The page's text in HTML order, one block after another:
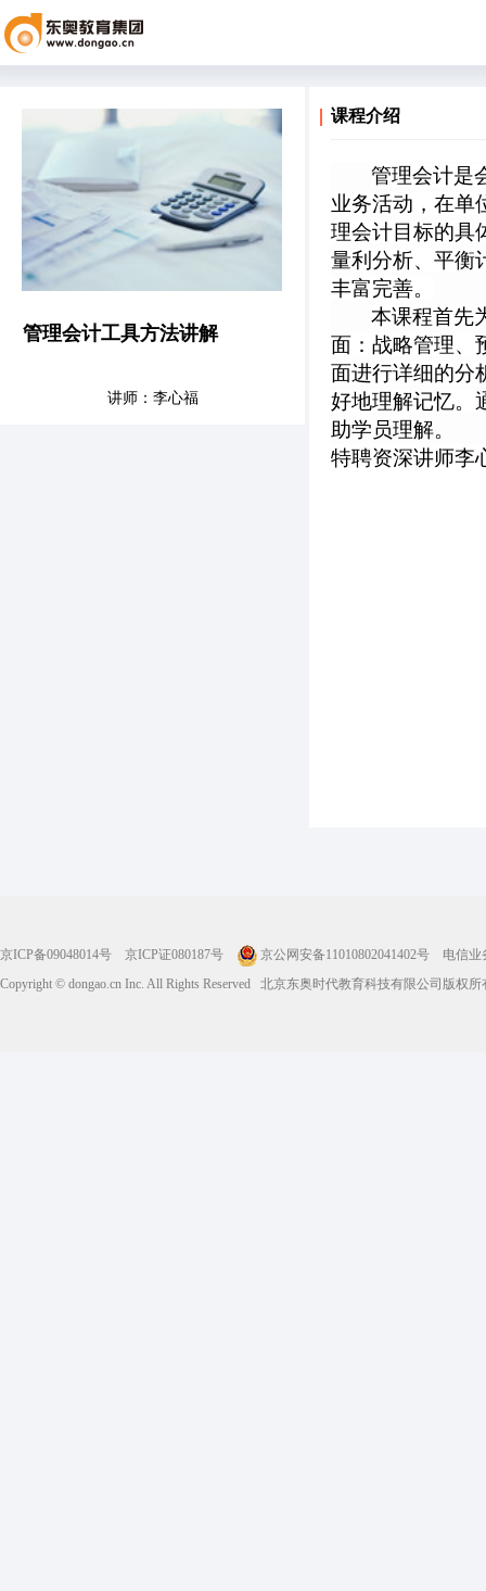
管理会计工具方法讲解
讲师：李心福
课程介绍
管理会计是
业务活动，在单
理会计目标的具
量利分析、平衡
丰富完善。
本课程首先
面：战略管理、
面进行详细的分
好地理解记忆。
助学员理解。
特聘资深讲师李
京ICP备09048014号 京ICP证080187号 京公网安备11010802041402号
电信业
Copyright © dongao.cn Inc. All Rights Reserved 北京东奥时代教育科技有限公司版权所